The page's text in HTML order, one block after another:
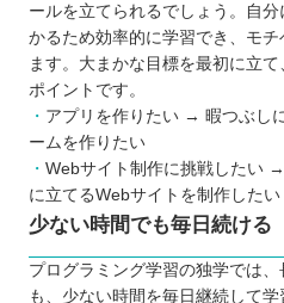
ールを立てられるでしょう。自
かるため効率的に学習でき、モ
ます。大まかな目標を最初に立
ポイントです。
アプリを作りたい → 暇つぶし
ームを作りたい
Webサイト制作に挑戦したい
に立てるWebサイトを制作したい
少ない時間でも毎日続ける
プログラミング学習の独学では
も、少ない時間を毎日継続して